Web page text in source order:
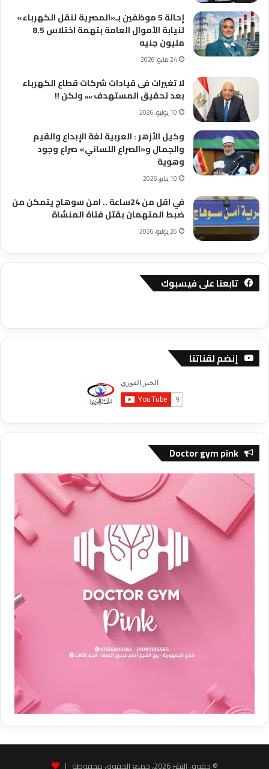
إحالة 5 موظفين بـ«المصرية لنقل الكهرباء»
لنيابة الأموال العامة بتهمة اختلاس 8.5
مليون جنيه
24 مايو، 2026
لا تغيرات فى قيادات شركات قطاع الكهرباء
بعد تحقيق المستهدف ،،،، ولكن !!
10 يوليو، 2026
وكيل الأزهر : العربية لغة الإبداع والقيم
والجمال و«الصراع اللساني» صراع وجود
وهوية
10 يناير، 2026
في اقل من 24ساعة .. امن سوهاج يتمكن من
ضبط المتهمان بقتل فتاة المنشاة
26 يوليو، 2026
تابعنا على فيسبوك
إنضم لقناتنا
Doctor gym pink
© حقوق النشر 2026، جميع الحقوق محفوظة |